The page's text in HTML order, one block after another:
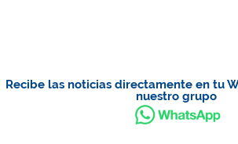
Recibe las noticias directamente en tu
nuestro grupo